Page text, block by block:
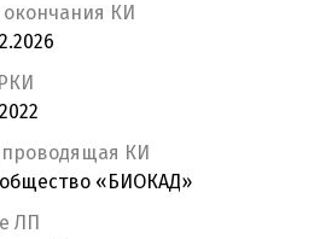
КИ
КИ
«БИОКАД»
ЛП